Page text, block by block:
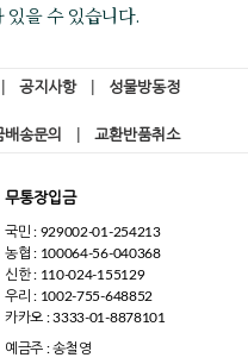
있을 수 있습니다.
공지사항 성물방동정
배송문의 교환반품취소
무통장입금
국민 : 929002-01-254213
농협 : 100064-56-040368
신한 : 110-024-155129
우리 : 1002-755-648852
카카오 : 3333-01-8878101
예금주 : 송철영